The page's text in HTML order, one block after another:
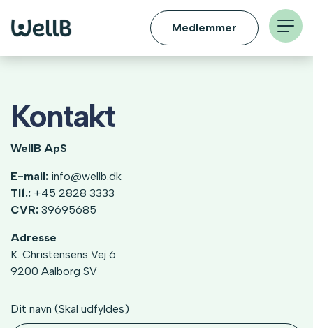
Medlemmer
Kontakt
WellB ApS
E-mail: info@wellb.dk
Tlf.: +45 2828 3333
CVR: 39695685
Adresse
K. Christensens Vej 6
9200 Aalborg SV
Dit navn (Skal udfyldes)